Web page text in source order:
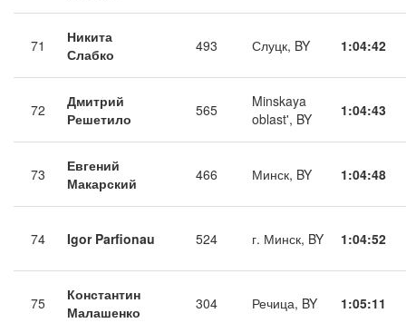
71
Никита
Слабко
493 Слуцк, BY 1:04:42
72
Дмитрий
Решетило
565
Minskaya
oblast', BY
1:04:43
73
Евгений
Макарский
466 Минск, BY 1:04:48
74 Igor Parfionau 524 г. Минск, BY 1:04:52
75
Константин
Малашенко
304 Речица, BY 1:05:11